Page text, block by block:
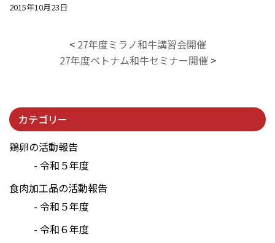
2015年10月23日
< 27年度ミラノ和牛講習会開催
27年度ベトナム和牛セミナー開催>
カテゴリー
鶏卵の活動報告
令和５年度
食肉加工品の活動報告
令和５年度
令和６年度